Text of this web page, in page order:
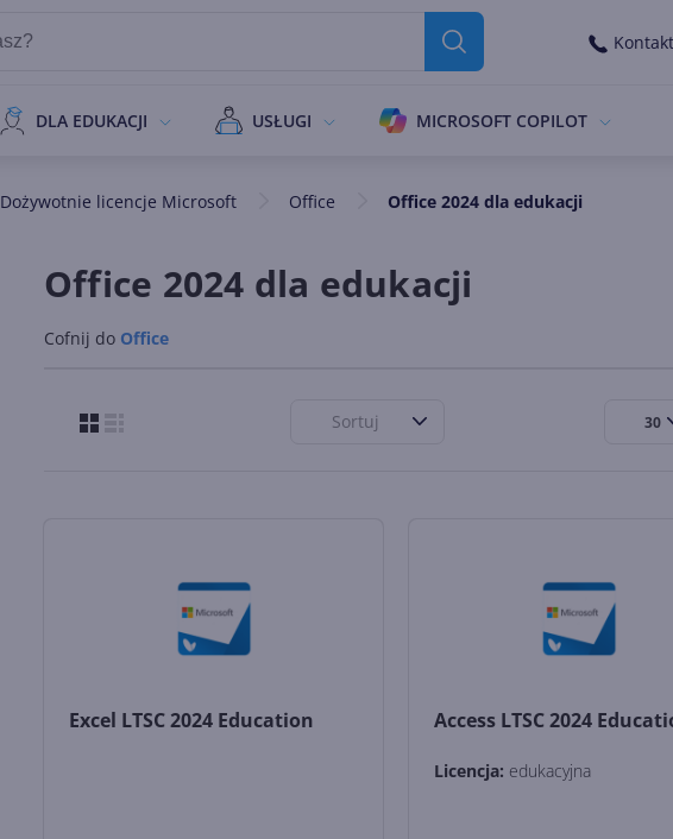
Kontakt
DLA EDUKACJI USŁUGI MICROSOFT COPILOT
Dożywotnie licencje Microsoft Office Office 2024 dla edukacji
Office 2024 dla edukacji
Cofnij do Office
Sortuj 30
Excel LTSC 2024 Education Access LTSC 2024
Licencja: edukacyjna